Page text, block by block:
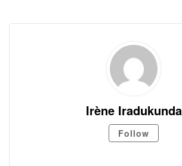
Irène Iradukunda
Follow